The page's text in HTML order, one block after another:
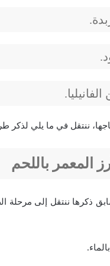
ننتقل في ما يلي لذكر
المعمر باللحم
ذكرها ننتقل إلى مرحلة